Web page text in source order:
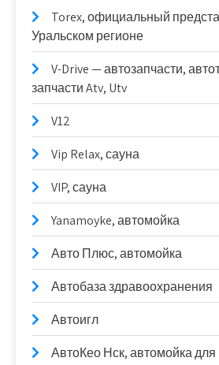
Torex, официальный
Уральском регионе
V-Drive — автозапчасти,
запчасти Atv, Utv
V12
Vip Relax, сауна
VIP, сауна
Yanamoyke, автомойка
Авто Плюс, автомойка
Автобаза здравоохранения
Автоигл
АвтоКео Нск, автомойка для